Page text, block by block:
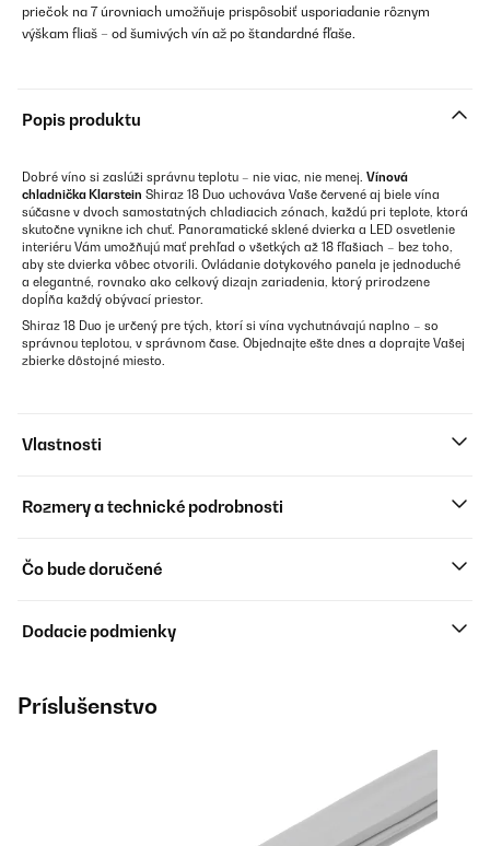
priečok na 7 úrovniach umožňuje prispôsobiť usporiadanie rôznym
výškam fliaš – od šumivých vín až po štandardné fľaše.
Popis produktu
Dobré víno si zaslúži správnu teplotu – nie viac, nie menej. Vínová
chladnička Klarstein Shiraz 18 Duo uchováva Vaše červené aj biele vína
súčasne v dvoch samostatných chladiacich zónach, každú pri teplote, ktorá
skutočne vynikne ich chuť. Panoramatické sklené dvierka a LED osvetlenie
interiéru Vám umožňujú mať prehľad o všetkých až 18 fľašiach – bez toho,
aby ste dvierka vôbec otvorili. Ovládanie dotykového panela je jednoduché
a elegantné, rovnako ako celkový dizajn zariadenia, ktorý prirodzene
dopĺňa každý obývací priestor.
Shiraz 18 Duo je určený pre tých, ktorí si vína vychutnávajú naplno – so
správnou teplotou, v správnom čase. Objednajte ešte dnes a doprajte Vašej
zbierke dôstojné miesto.
Vlastnosti
Rozmery a technické podrobnosti
Čo bude doručené
Dodacie podmienky
Príslušenstvo